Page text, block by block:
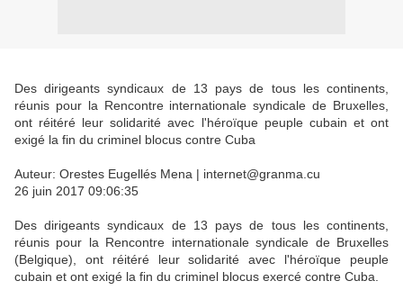
Des dirigeants syndicaux de 13 pays de tous les continents,
réunis pour la Rencontre internationale syndicale de Bruxelles,
ont réitéré leur solidarité avec l'héroïque peuple cubain et ont
exigé la fin du criminel blocus contre Cuba
Auteur: Orestes Eugellés Mena | internet@granma.cu
26 juin 2017 09:06:35
Des dirigeants syndicaux de 13 pays de tous les continents,
réunis pour la Rencontre internationale syndicale de Bruxelles
(Belgique), ont réitéré leur solidarité avec l'héroïque peuple
cubain et ont exigé la fin du criminel blocus exercé contre Cuba.